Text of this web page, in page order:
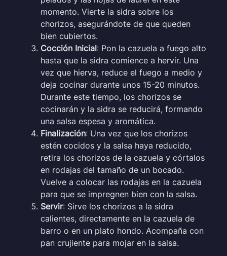
momento. Vierte la sidra sobre los
chorizos, asegurándote de que queden
bien cubiertos.
Cocción Inicial: Pon la cazuela a fuego alto
hasta que la sidra comience a hervir. Una
vez que hierva, reduce el fuego a medio y
deja cocinar durante unos 15-20 minutos.
Durante este tiempo, los chorizos se
cocinarán y la sidra se reducirá, formando
una salsa espesa y aromática.
Finalización: Una vez que los chorizos
estén cocidos y la salsa haya reducido,
retira los chorizos de la cazuela y córtalos
en rodajas del tamaño de un bocado.
Vuelve a colocar las rodajas en la cazuela
para que se impregnen bien con la salsa.
Servir: Sirve los chorizos a la sidra
calientes, directamente en la cazuela de
barro o en un plato hondo. Acompaña con
pan crujiente para mojar en la salsa.